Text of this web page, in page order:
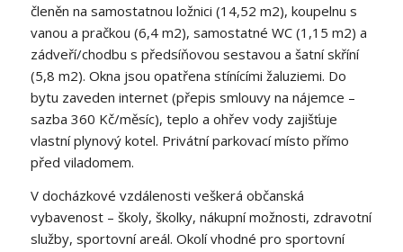
členěn na samostatnou ložnici (14,52 m2), koupelnu s
vanou a pračkou (6,4 m2), samostatné WC (1,15 m2) a
zádveří/chodbu s předsíňovou sestavou a šatní skříní
(5,8 m2). Okna jsou opatřena stínícími žaluziemi. Do
bytu zaveden internet (přepis smlouvy na nájemce –
sazba 360 Kč/měsíc), teplo a ohřev vody zajišťuje
vlastní plynový kotel. Privátní parkovací místo přímo
před viladomem.
V docházkové vzdálenosti veškerá občanská
vybavenost – školy, školky, nákupní možnosti, zdravotní
služby, sportovní areál. Okolí vhodné pro sportovní